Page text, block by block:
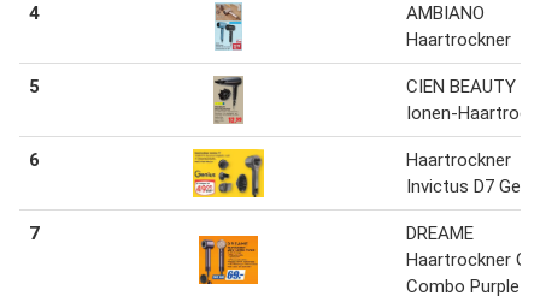
4
AMBIANO
Haartrockner
5
CIEN BEAUTY
Ionen-
6
Haartrockner
Invictus D7
7
DREAME
Haartrockner
Combo Purple